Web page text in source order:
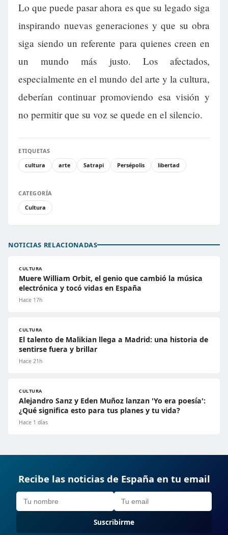
Lo que puede pasar ahora es que su legado siga
inspirando nuevas generaciones y que su obra
siga siendo un referente para quienes creen en
un mundo más justo. Los afectados,
especialmente en el mundo del arte y la cultura,
deberían continuar promoviendo esa visión y
no permitir que su voz se quede en el silencio.
ETIQUETAS
cultura
arte Satrapi Persépolis libertad
CATEGORÍA
Cultura
NOTICIAS RELACIONADAS
CULTURA
Muere William Orbit, el genio que cambió la música
electrónica y tocó vidas en España
Hace 17h
CULTURA
El talento de Malikian llega a Madrid: una historia de
sentirse fuera y brillar
Hace 21h
CULTURA
Alejandro Sanz y Eden Muñoz lanzan 'Yo era poesía':
¿Qué significa esto para tus planes y tu vida?
Hace 1 días
Recibe las noticias de España en tu email
Suscribirme